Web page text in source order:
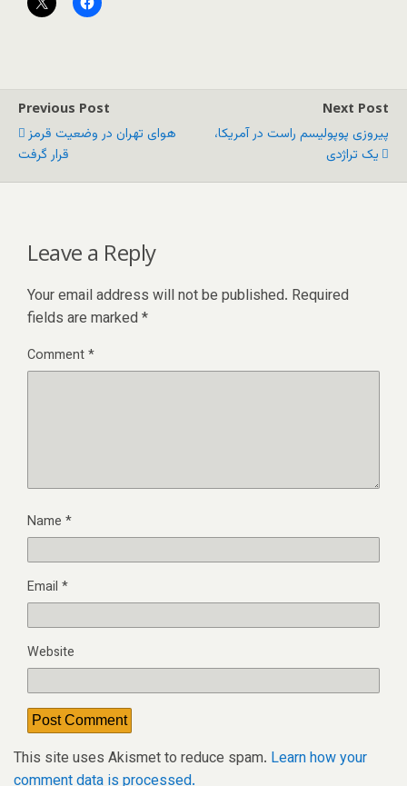
Previous Post
هوای تهران در وضعیت قرمز
قرار گرفت
Next Post
پیروزی پوپولیسم راست در آمریکا،
یک تراژدی
Leave a Reply
Your email address will not be published. Required
fields are marked *
Comment*
Name *
Email *
Website
This site uses Akismet to reduce spam. Learn how your